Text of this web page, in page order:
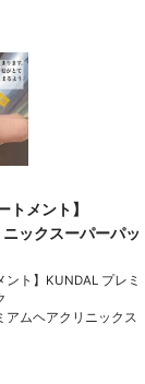
トメント】
ックスーパーパッ
ント】KUNDAL プレミ
ムヘアクリニックス